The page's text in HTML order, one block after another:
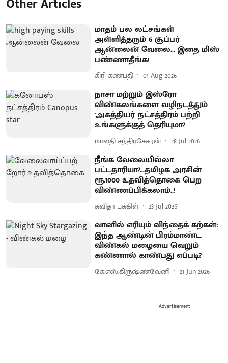
Other Articles
மாதம் பல லட்சங்கள்
அள்ளித்தரும் 6 சூப்பர்
ஆன்லைன் வேலை... இதை மிஸ்
பண்ணாதீங்க!
கிரி கணபதி 01 Aug 2026
நாசா மற்றும் இஸ்ரோ
விண்கலங்களை வழிநடத்தும்
'அகத்தியர்' நட்சத்திரம் பற்றி
உங்களுக்குத் தெரியுமா?
மாலதி சந்திரசேகரன் 28 Jul 2026
நீங்க வேலையில்லா
பட்டதாரியா?...தமிழக அரசின்
ரூ.1000 உதவித்தொகை பெற
விண்ணப்பிக்கலாம்..!
கவிதா பக்கிள் 23 Jul 2026
வானில் எரியும் விந்தைக் கற்கள்:
இந்த ஆண்டின் பிரம்மாண்ட
விண்கல் மழையை வெறும்
கண்ணால் காண்பது எப்படி?
கே.எஸ்.கிருஷ்ணவேனி 21 Jun 2026
Advertisement